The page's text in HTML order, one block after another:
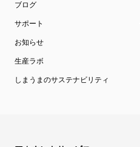
ブログ
サポート
お知らせ
生産ラボ
しまうまのサステナビリティ